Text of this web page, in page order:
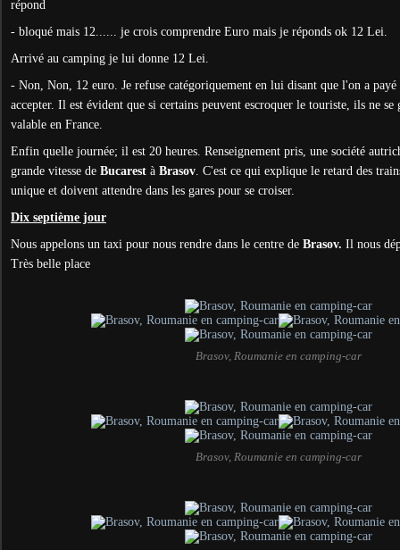
répond
- bloqué mais 12...... je crois comprendre Euro mais je réponds ok 12 Lei.
Arrivé au camping je lui donne 12 Lei.
- Non, Non, 12 euro. Je refuse catégoriquement en lui disant que l'on a
accepter. Il est évident que si certains peuvent escroquer le touriste, ils ne se
valable en France.
Enfin quelle journée; il est 20 heures. Renseignement pris, une société
grande vitesse de Bucarest à Brasov. C'est ce qui explique le retard des
unique et doivent attendre dans les gares pour se croiser.
Dix septième jour
Nous appelons un taxi pour nous rendre dans le centre de Brasov. Il nous
Très belle place
Brasov, Roumanie en camping-car
Brasov, Roumanie en camping-car